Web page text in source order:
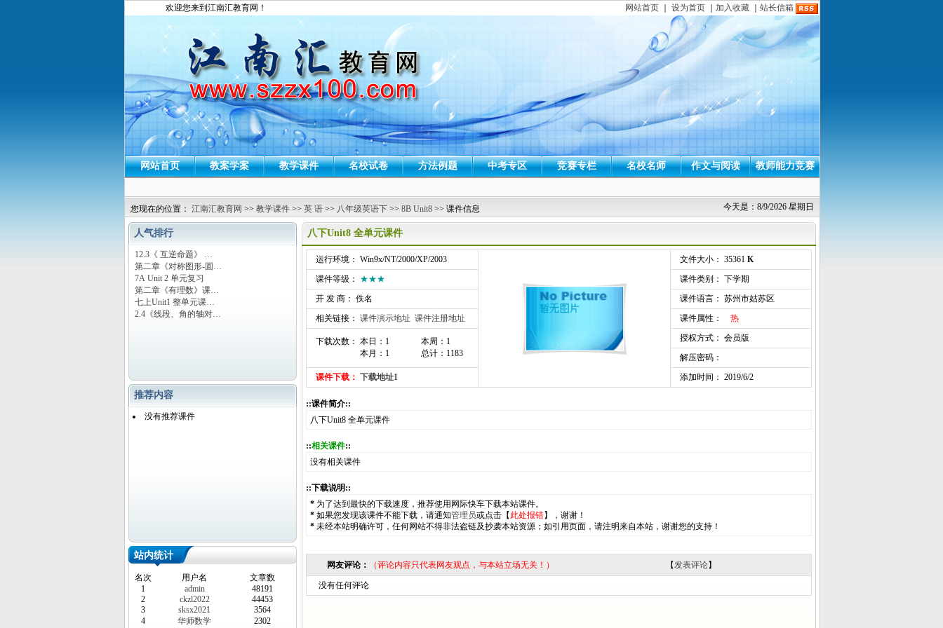
欢迎您来到江南汇教育网！ 网站首页 设为首页 加入收藏 站长信箱
网站首页 教案学案 教学课件 名校试卷 方法例题 中考专区 竞赛专栏 名校名师 作文与阅读 教师能力竞赛
今天是：8/9/2026 星期日
您现在的位置： 江南汇教育网 >> 教学课件 >> 英 语 >> 八年级英语下 >> 8B Unit8 >> 课件信息
人气排行
12.3《 互逆命题》 …
第二章《对称图形-圆…
7A Unit 2 单元复习
第二章《有理数》课…
七上Unit1 整单元课…
2.4《线段、角的轴对…
推荐内容
没有推荐课件
站内统计
名次 用户名
文章数
1
admin
48191
2
ckzl2022
44453
3
sksx2021
3564
4
华师数学
2302
八下Unit8 全单元课件
运行环境： Win9x/NT/2000/XP/2003 文件大小： 35361 K
课件等级： ★★★
课件类别： 下学期
开 发 商： 佚名
课件语言： 苏州市姑苏区
相关链接： 课件演示地址 课件注册地址 课件属性： 热
下载次数： 本日：1
本月：1
本周：1
总计：1183
授权方式： 会员版
解压密码：
课件下载： 下载地址1 添加时间： 2019/6/2
::课件简介::
八下Unit8 全单元课件
::相关课件::
没有相关课件
::下载说明::
* 为了达到最快的下载速度，推荐使用网际快车下载本站课件。
* 如果您发现该课件不能下载，请通知管理员或点击【 此处报错】，谢谢！
* 未经本站明确许可，任何网站不得非法盗链及抄袭本站资源；如引用页面，请注明来自本站，谢谢您的支持！
网友评论： （评论内容只代表网友观点，与本站立场无关！） 【发表评论】
没有任何评论